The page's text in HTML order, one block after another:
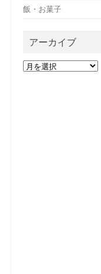
飯・お菓子
アーカイブ
ア